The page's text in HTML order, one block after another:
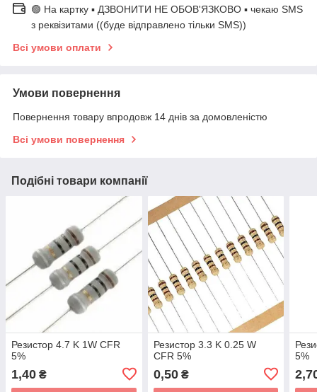
🟢 На картку ▪️ ДЗВОНИТИ НЕ ОБОВ'ЯЗКОВО ▪️ чекаю SMS
з реквізитами ((буде відправлено тільки SMS))
Всі умови оплати
Умови повернення
Повернення товару впродовж 14 днів за домовленістю
Всі умови повернення
Подібні товари компанії
Резистор 4.7 K 1W CFR
5%
1,40 ₴
Резистор 3.3 K 0.25 W
CFR 5%
0,50₴
5%